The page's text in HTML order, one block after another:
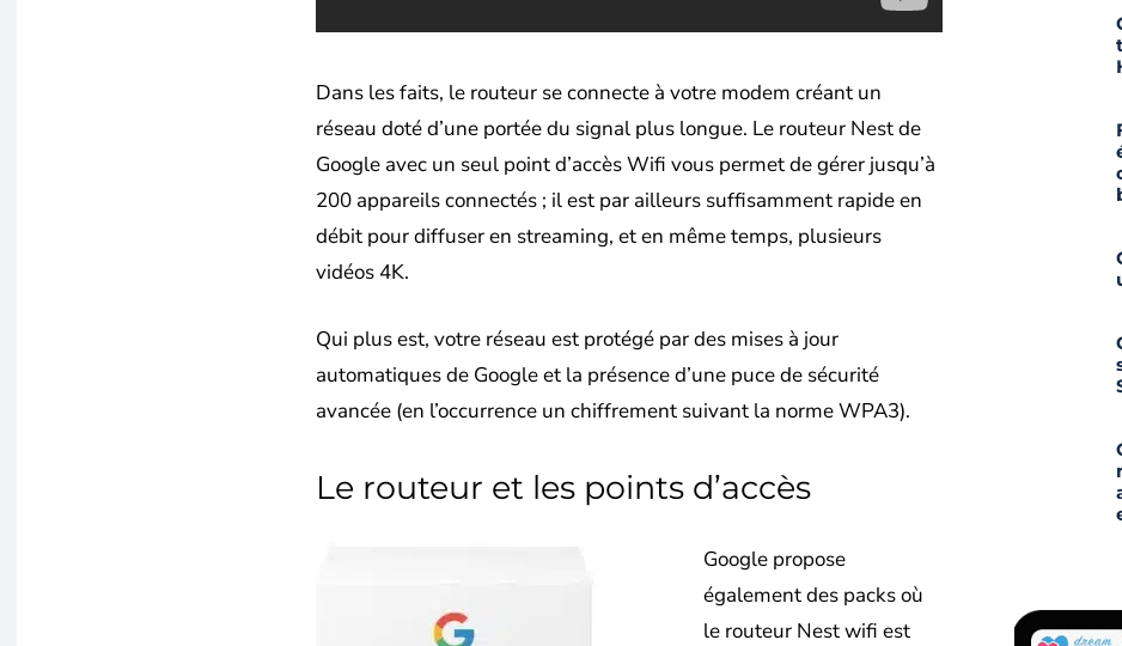
Dans les faits, le routeur se connecte à votre modem créant un
réseau doté d’une portée du signal plus longue. Le routeur Nest de
Google avec un seul point d’accès Wifi vous permet de gérer jusqu’à
200 appareils connectés ; il est par ailleurs suffisamment rapide en
débit pour diffuser en streaming, et en même temps, plusieurs
vidéos 4K.
Qui plus est, votre réseau est protégé par des mises à jour
automatiques de Google et la présence d’une puce de sécurité
avancée (en l’occurrence un chiffrement suivant la norme WPA3).
Le routeur et les points d’accès
Google propose
également des packs où
le routeur Nest wifi est